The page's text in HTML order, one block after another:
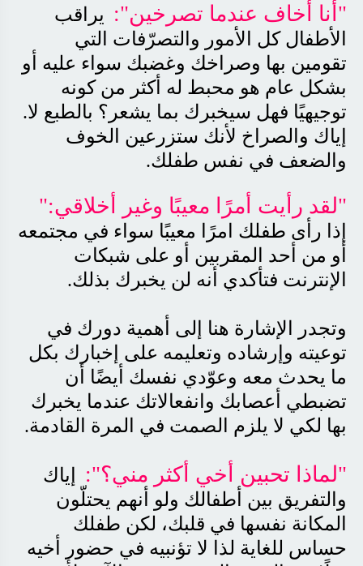
" أنا أخاف عندما تصرخين"
: يراقب
الأطفال كل الأمور والتصرّفات التي
تقومين بها وصراخك وغضبك سواء عليه أو
بشكل عام هو محبط له أكثر من كونه
توجيهيًا فهل سيخبرك بما يشعر؟ بالطبع لا.
إياك والصراخ لأنك ستزرعين الخوف
والضعف في نفس طفلك.
"لقد رأيت أمرًا معيبًا وغير أخلاقي":
إذا رأى طفلك امرًا معيبًا سواء في مجتمعه
أو من أحد المقربين أو على شبكات
الإنترنت فتأكدي أنه لن يخبرك بذلك.
وتجدر الإشارة هنا إلى أهمية دورك في
توعيته وإرشاده وتعليمه على إخبارك بكل
ما يحدث معه وعوّدي نفسك أيضًا أن
تضبطي أعصابك وانفعالاتك عندما يخبرك
بها لكي لا يلزم الصمت في المرة القادمة.
"لماذا تحبين أخي أكثر مني؟"
:
إياك
والتفريق بين أطفالك ولو أنهم يحتلّون
المكانة نفسها في قلبك، لكن طفلك
حساس للغاية لذا لا تؤنبيه في حضور أخيه